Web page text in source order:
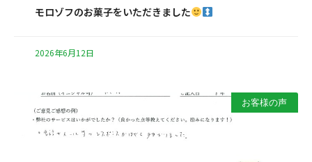
モロゾフのお菓子をいただきました
2026年6月12日
お客様の声